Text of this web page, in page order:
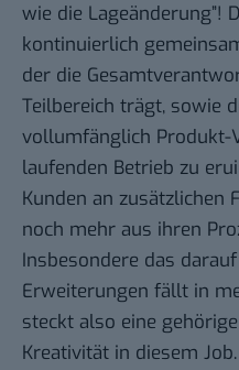
wie die Lageänderung”!
kontinuierlich
der die
Teilbereich trägt, sowie
vollumfänglich Produkt-
laufenden Betrieb zu
Kunden an zusätzlichen
noch mehr aus ihren
Insbesondere das
Erweiterungen fällt in
steckt also eine
Kreativität in diesem